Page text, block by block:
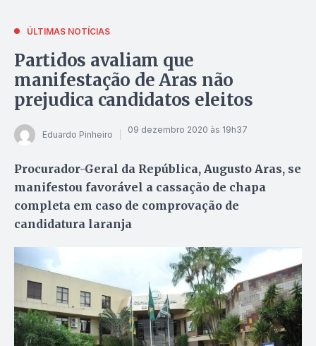
ÚLTIMAS NOTÍCIAS
Partidos avaliam que
manifestação de Aras não
prejudica candidatos eleitos
Eduardo Pinheiro 09 dezembro 2020 às 19h37
Procurador-Geral da República, Augusto Aras, se
manifestou favorável a cassação de chapa
completa em caso de comprovação de
candidatura laranja